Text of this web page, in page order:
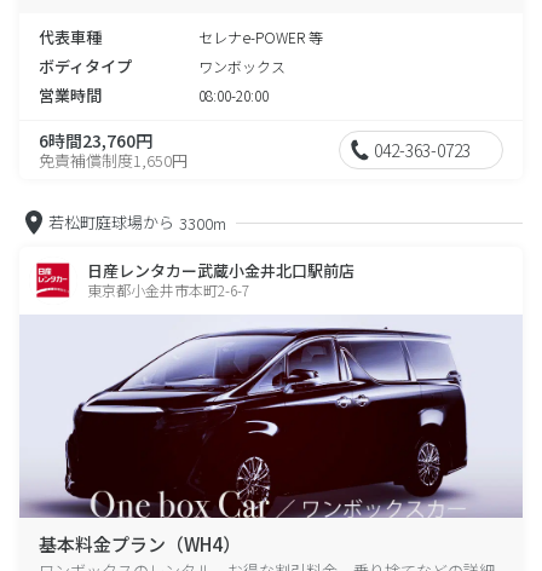
代表車種 セレナe-POWER 等
ボディタイプ ワンボックス
営業時間 08:00-20:00
6時間23,760円
免責補償制度1,650円 042-363-0723
若松町庭球場から 3300m
日産レンタカー武蔵小金井北口駅前店
東京都小金井市本町2-6-7
基本料金プラン（WH4）